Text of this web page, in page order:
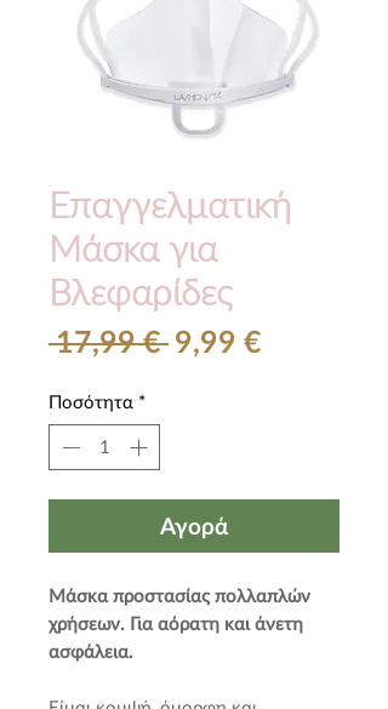
Επαγγελματική
Μάσκα για
Βλεφαρίδες
17,99 € Κανονική
9,99 €
Ποσότητα *
Αγορά
Μάσκα προστασίας πολλαπλών
χρήσεων. Για αόρατη και άνετη
ασφάλεια.